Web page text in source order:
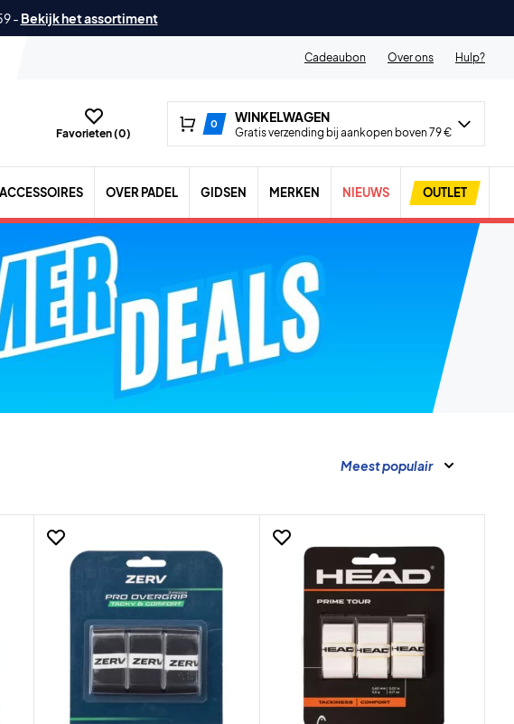
- Bekijk het assortiment
Cadeaubon Over ons Hulp?
Favorieten (0)
0 WINKELWAGEN
Gratis verzending bij aankopen boven 79 €
ACCESSOIRES OVER PADEL GIDSEN MERKEN NIEUWS OUTLET
Meest populair